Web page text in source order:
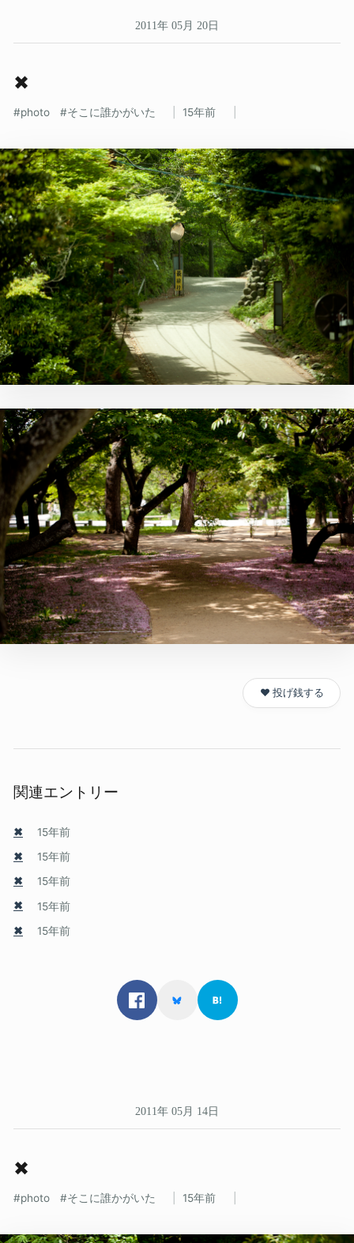
2011年 05月 20日
✖
photo そこに誰かがいた 15年前
❤️ 投げ銭する
関連エントリー
✖
15年前
✖
15年前
✖
15年前
✖
15年前
✖
15年前
2011年 05月 14日
✖
photo そこに誰かがいた 15年前